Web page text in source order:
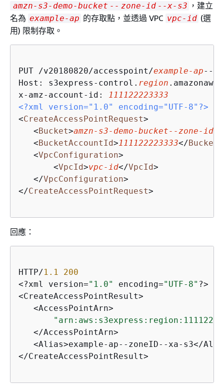
amzn-s3-demo-bucket -- zone-id --x-s3 ，建立
名為 example-ap 的存取點，並透過 VPC vpc-id (選
用) 限制存取。
PUT /v20180820/accesspoint/example-ap--
Host: s3express-control. region
x-amz-account-id: 111122223333
<?xml version="1.0" encoding="UTF-8"?>
<CreateAccessPointRequest>
<Bucket>amzn-s3-demo-bucket--zone-id
<BucketAccountId>111122223333</
<VpcConfiguration>
<VpcId>vpc-id</VpcId>
</VpcConfiguration>
</CreateAccessPointRequest>
回應：
HTTP/1.1
200
<?xml version="1.0" encoding="UTF-8" ?>
<CreateAccessPointResult>
   <AccessPointArn>
   </AccessPointArn>
<Alias>example-ap--zoneID--xa-s3</
</CreateAccessPointResult>